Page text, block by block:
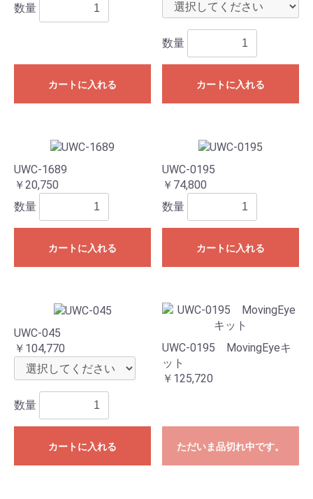
数量
カートに入れる
数量
カートに入れる
UWC-1689
￥20,750
数量
カートに入れる
UWC-0195
￥74,800
数量
カートに入れる
UWC-045
￥104,770
数量
カートに入れる
UWC-0195 MovingEyeキ
ット
￥125,720
ただいま品切れ中です。